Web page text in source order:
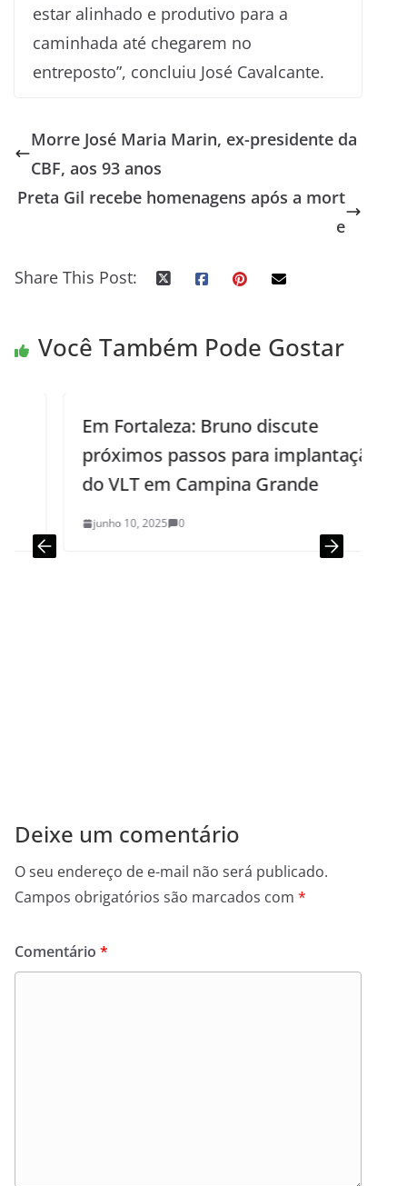
estar alinhado e produtivo para a
caminhada até chegarem no
entreposto”, concluiu José Cavalcante.
Morre José Maria Marin, ex-presidente da
CBF, aos 93 anos
Preta Gil recebe homenagens após a mort
e
Share This Post:
Você Também Pode Gostar
Em Fortaleza: Bruno discute
próximos passos para implantação
do VLT em Campina Grande
junho 10, 2025 0
Deixe um comentário
O seu endereço de e-mail não será publicado.
Campos obrigatórios são marcados com *
Comentário *